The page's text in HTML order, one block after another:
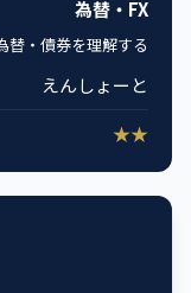
為替・FX
替・債券を理解する
えんしょーと
★★